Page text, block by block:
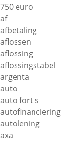
750 euro
af
afbetaling
aflossen
aflossing
aflossingstabel
argenta
auto
auto fortis
autofinanciering
autolening
axa